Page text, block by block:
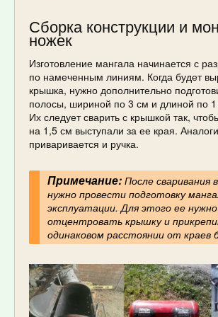
Сборка конструкции и
ножек
Изготовление мангала начинается с
по намеченным линиям. Когда будет
крышка, нужно дополнительно
полосы, шириной по 3 см и длиной по
Их следует сварить с крышкой так,
на 1,5 см выступали за ее края.
приваривается и ручка.
Примечание:После сваривания
нужно провести подготовку
эксплуатации. Для этого ее нужно
отцентровать крышку и
одинаковом расстоянии от краев